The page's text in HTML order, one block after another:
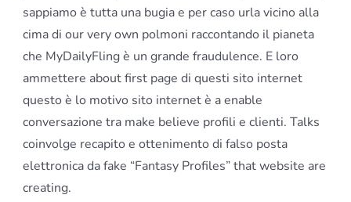
sappiamo è tutta una bugia e per caso urla vicino alla
cima di our very own polmoni raccontando il pianeta
che MyDailyFling è un grande fraudulence. E loro
ammettere about first page di questi sito internet
questo è lo motivo sito internet è a enable
conversazione tra make believe profili e clienti. Talks
coinvolge recapito e ottenimento di falso posta
elettronica da fake “Fantasy Profiles” that website are
creating.